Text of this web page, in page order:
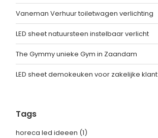
Vaneman Verhuur toiletwagen verlichting
LED sheet natuursteen instelbaar verlicht
The Gymmy unieke Gym in Zaandam
LED sheet demokeuken voor zakelijke klant
Tags
horeca led ideeen (1)